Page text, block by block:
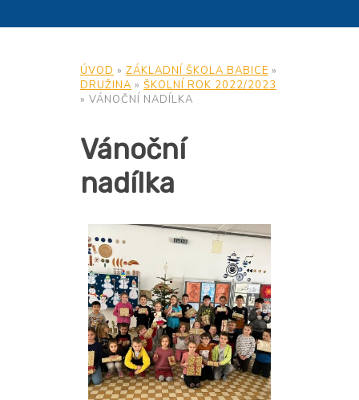
ÚVOD » ZÁKLADNÍ ŠKOLA BABICE »
DRUŽINA » ŠKOLNÍ ROK 2022/2023
» VÁNOČNÍ NADÍLKA
Vánoční
nadílka